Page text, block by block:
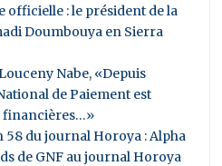
officielle : le président de la
Doumbouya en Sierra
Nabe, «Depuis
de Paiement est
financières…»
58 du journal Horoya : Alpha
de GNF au journal Horoya